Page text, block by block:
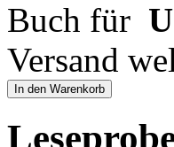
Buch für
Versand
In den Warenkorb